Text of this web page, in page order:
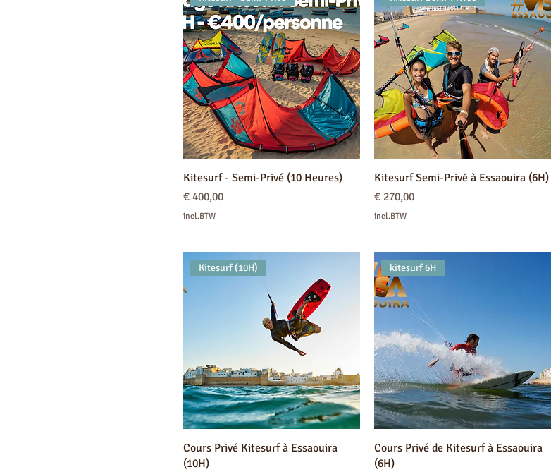
Kitesurf - Semi-Privé (10 Heures)
Prijs
€ 400,00
incl.BTW
Kitesurf Semi-Privé à Essaouira (6H)
Prijs
€ 270,00
incl.BTW
Kitesurf (10H)
Cours Privé Kitesurf à Essaouira
(10H)
kitesurf 6H
Cours Privé de Kitesurf à Essaouira
(6H)